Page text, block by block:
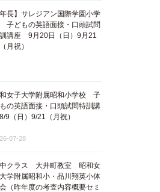
年長】サレジアン国際学園小学
子どもの英語面接・口頭試問
講座 9月20日（日）9月21
月祝）
女子大学附属昭和小学校 子
の英語面接・口頭試問特訓講
9（日）9/21（月祝）
07-28
クラス 大井町教室 昭和女
学附属昭和小・品川翔英小体
（昨年度の考査内容概要セミ